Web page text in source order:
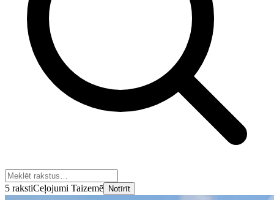
5 rakstiCeļojumi Taizemē Notīrīt